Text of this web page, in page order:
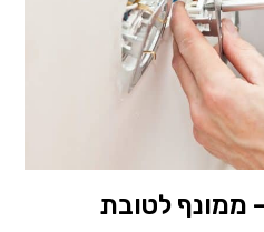
ממונף לטובת